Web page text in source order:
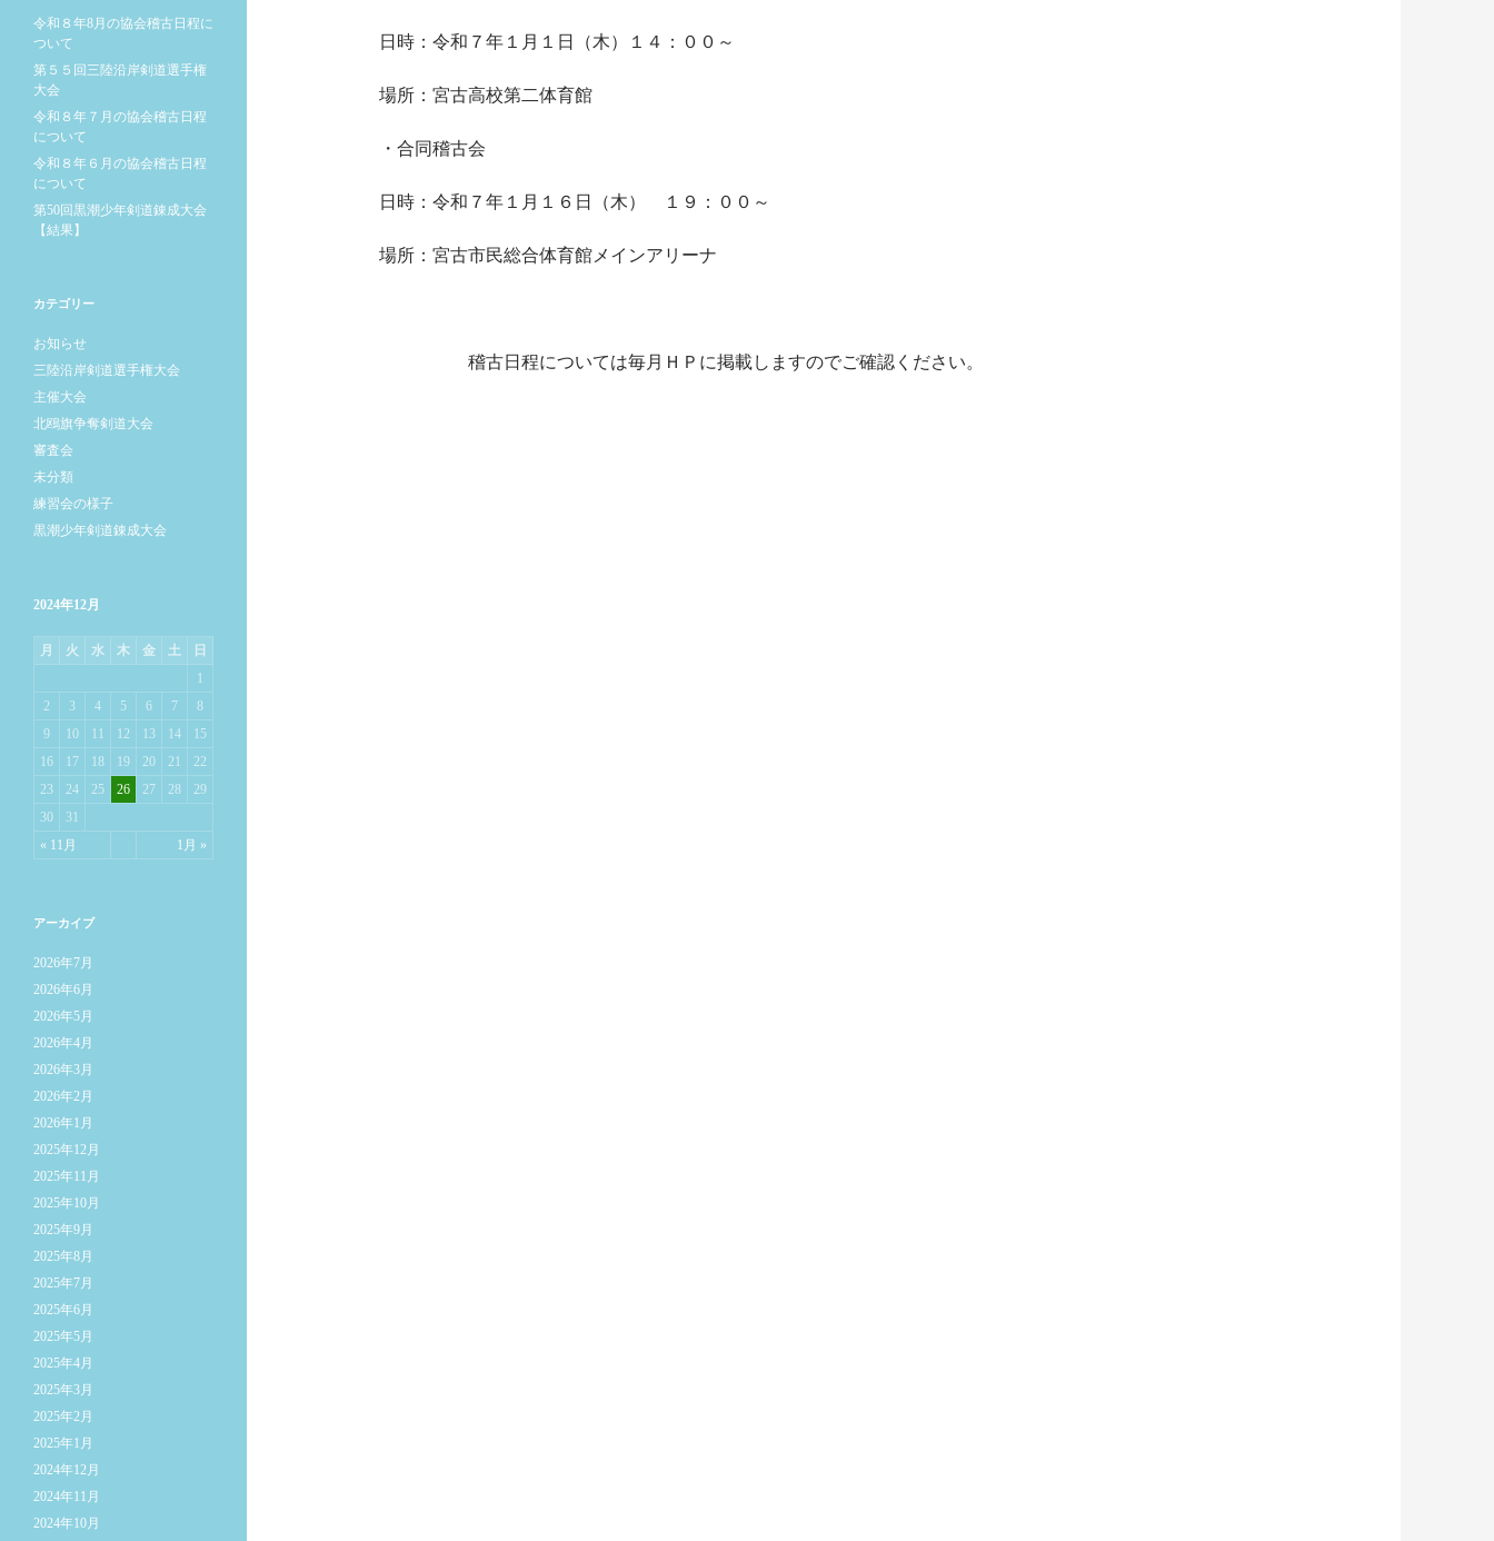
日時：令和７年１月１日（木）１４：００～
場所：宮古高校第二体育館
・合同稽古会
日時：令和７年１月１６日（木） １９：００～
場所：宮古市民総合体育館メインアリーナ
稽古日程については毎月ＨＰに掲載しますのでご確認ください。
令和８年8月の協会稽古日程に
ついて
第５５回三陸沿岸剣道選手権
大会
令和８年７月の協会稽古日程
について
令和８年６月の協会稽古日程
について
第50回黒潮少年剣道錬成大会
【結果】
カテゴリー
お知らせ
三陸沿岸剣道選手権大会
主催大会
北鴎旗争奪剣道大会
審査会
未分類
練習会の様子
黒潮少年剣道錬成大会
2024年12月
月 火 水 木 金 土 日
« 11月 1月 »
1
2
3 4 5 6 7
8
9
10 11 12 13 14
15
16
17 18 19 20 21
22
23
24 25 26 27 28
29
30
31
アーカイブ
2026年7月
2026年6月
2026年5月
2026年4月
2026年3月
2026年2月
2026年1月
2025年12月
2025年11月
2025年10月
2025年9月
2025年8月
2025年7月
2025年6月
2025年5月
2025年4月
2025年3月
2025年2月
2025年1月
2024年12月
2024年11月
2024年10月